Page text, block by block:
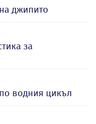
джипито
за
водния цикъл